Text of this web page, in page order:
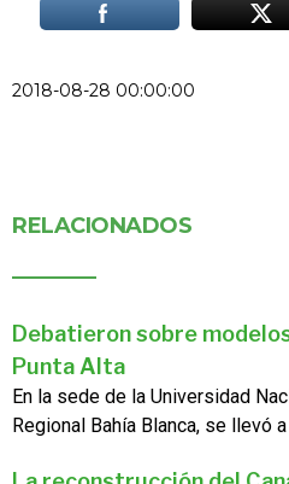
2018-08-28 00:00:00
RELACIONADOS
Debatieron sobre
Punta Alta
En la sede de la Universidad
Regional Bahía Blanca, se llevó